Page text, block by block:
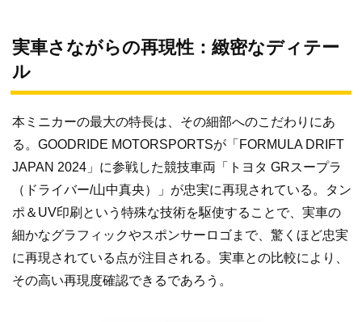
実車さながらの再現性：緻密なディテー
ル
本ミニカーの最大の特長は、その細部へのこだわりにあ
る。GOODRIDE MOTORSPORTSが「FORMULA DRIFT
JAPAN 2024」に参戦した競技車両「トヨタ GRスープラ
（ドライバー/山中真央）」が忠実に再現されている。タン
ポ＆UV印刷という特殊な技術を駆使することで、実車の
細かなグラフィックやスポンサーロゴまで、驚くほど忠実
に再現されている点が注目される。実車との比較により、
その高い再現度確認できるであろう。